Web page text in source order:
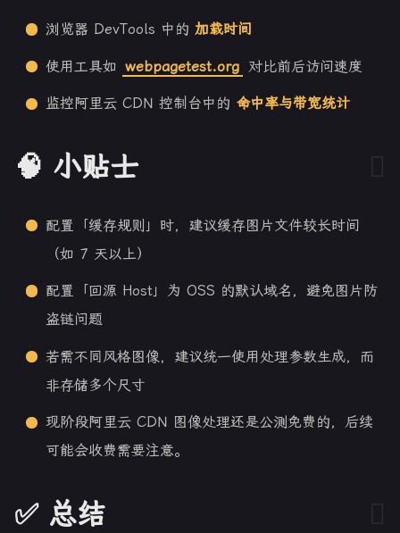
浏览器 DevTools 中的加载时间
使用工具如 webpagetest.org 对比前后访问速度
监控阿里云 CDN 控制台中的 命中率与带宽统计
🧠 小贴士
配置「缓存规则」时，建议缓存图片文件较长时间
（如 7 天以上）
配置「回源 Host」为 OSS 的默认域名，避免图片防
盗链问题
若需不同风格图像，建议统一使用处理参数生成，而
非存储多个尺寸
现阶段阿里云 CDN 图像处理还是公测免费的，后续
可能会收费需要注意。
✅ 总结